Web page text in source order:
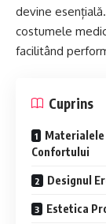
devine
costumele
facilitând
Cuprins
Materialele
Confortului
Designul
Estetica